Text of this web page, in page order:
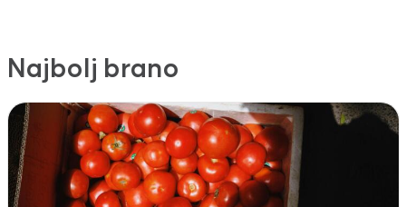
Najbolj brano